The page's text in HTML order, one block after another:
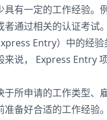
有一定的工作经验。
通过相关的认证考试。
Entry）中的经验
说， Express Entry
所申请的工作类型、
备好合适的工作经验。